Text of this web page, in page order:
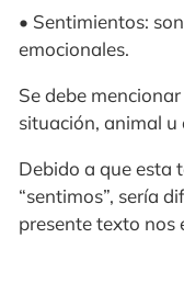
• Sentimientos:
emocionales.
Se debe
situación, animal u
Debido a que esta
“sentimos”, sería
presente texto nos